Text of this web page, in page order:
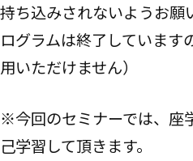
持ち込みされないようお願
ログラムは終了しています
用いただけません）
※今回のセミナーでは、座
己学習して頂きます。